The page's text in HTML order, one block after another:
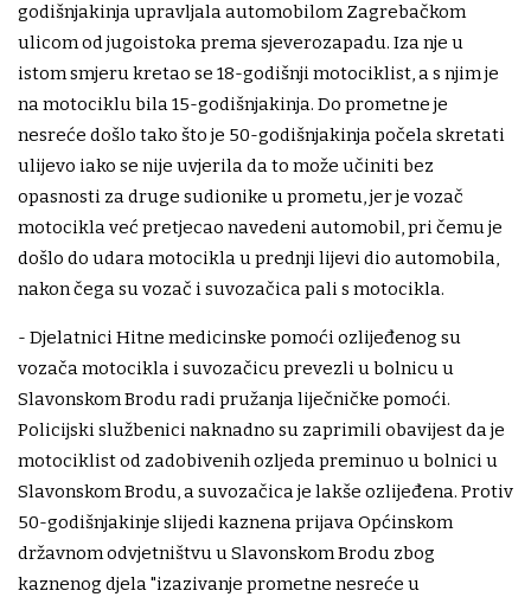
godišnjakinja upravljala automobilom Zagrebačkom
ulicom od jugoistoka prema sjeverozapadu. Iza nje u
istom smjeru kretao se 18-godišnji motociklist, a s njim je
na motociklu bila 15-godišnjakinja. Do prometne je
nesreće došlo tako što je 50-godišnjakinja počela skretati
ulijevo iako se nije uvjerila da to može učiniti bez
opasnosti za druge sudionike u prometu, jer je vozač
motocikla već pretjecao navedeni automobil, pri čemu je
došlo do udara motocikla u prednji lijevi dio automobila,
nakon čega su vozač i suvozačica pali s motocikla.
- Djelatnici Hitne medicinske pomoći ozlijeđenog su
vozača motocikla i suvozačicu prevezli u bolnicu u
Slavonskom Brodu radi pružanja liječničke pomoći.
Policijski službenici naknadno su zaprimili obavijest da je
motociklist od zadobivenih ozljeda preminuo u bolnici u
Slavonskom Brodu, a suvozačica je lakše ozlijeđena. Protiv
50-godišnjakinje slijedi kaznena prijava Općinskom
državnom odvjetništvu u Slavonskom Brodu zbog
kaznenog djela "izazivanje prometne nesreće u